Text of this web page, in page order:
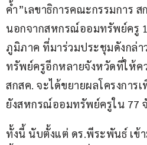
ค้ำ”เลขาธิการคณะกรรมการ ส
นอกจากสหกรณ์ออมทรัพย์ครู
ภูมิภาค ที่มาร่วมประชุมดังกล่
ทรัพย์ครูอีกหลายจังหวัดที่ให้ค
สกสค. จะได้ขยายผลโครงการ
ยังสหกรณ์ออมทรัพย์ครูใน 77
ทั้งนี้ นับตั้งแต่ ดร.พีระพันธ์ เข้